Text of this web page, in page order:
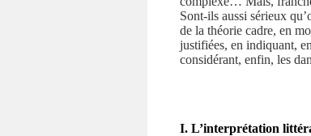
Sont-ils aussi sérieux
de la théorie cadre, en
justifiées, en indiquant,
considérant, enfin, les
I. L’interprétation